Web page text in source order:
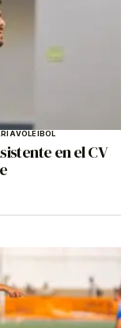
VOLEIBOL
en el CV